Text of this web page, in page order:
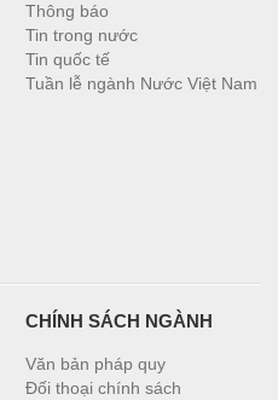
Thông báo
Tin trong nước
Tin quốc tế
Tuần lễ ngành Nước Việt Nam
CHÍNH SÁCH NGÀNH
Văn bản pháp quy
Đối thoại chính sách